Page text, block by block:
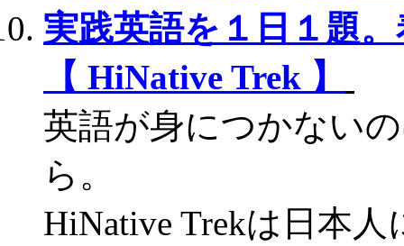
実践英語を１日１題
【 HiNative Trek 】
英語が身につかない
ら。
HiNative Trekは日本